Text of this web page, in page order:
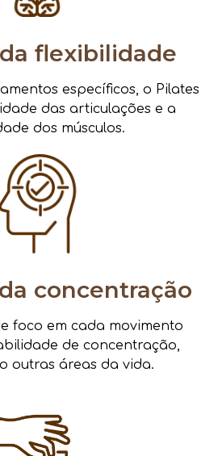
flexibilidade
específicos, o Pilates
das articulações e a
dos músculos.
concentração
foco em cada movimento
de concentração,
outras áreas da vida.